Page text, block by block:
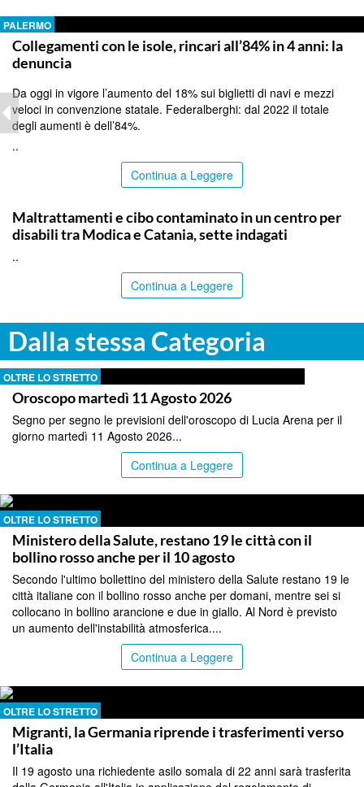
PALERMO
Collegamenti con le isole, rincari all’84% in 4 anni: la
denuncia
Da oggi in vigore l’aumento del 18% sui biglietti di navi e mezzi
veloci in convenzione statale. Federalberghi: dal 2022 il totale
degli aumenti è dell’84%.
..
Continua a Leggere
Maltrattamenti e cibo contaminato in un centro per
disabili tra Modica e Catania, sette indagati
..
Continua a Leggere
Dalla stessa Categoria
OLTRE LO STRETTO
Oroscopo martedì 11 Agosto 2026
Segno per segno le previsioni dell'oroscopo di Lucia Arena per il
giorno martedì 11 Agosto 2026...
Continua a Leggere
OLTRE LO STRETTO
Ministero della Salute, restano 19 le città con il
bollino rosso anche per il 10 agosto
Secondo l'ultimo bollettino del ministero della Salute restano 19 le
città italiane con il bollino rosso anche per domani, mentre sei si
collocano in bollino arancione e due in giallo. Al Nord è previsto
un aumento dell'instabilità atmosferica....
Continua a Leggere
OLTRE LO STRETTO
Migranti, la Germania riprende i trasferimenti verso
l’Italia
Il 19 agosto una richiedente asilo somala di 22 anni sarà trasferita